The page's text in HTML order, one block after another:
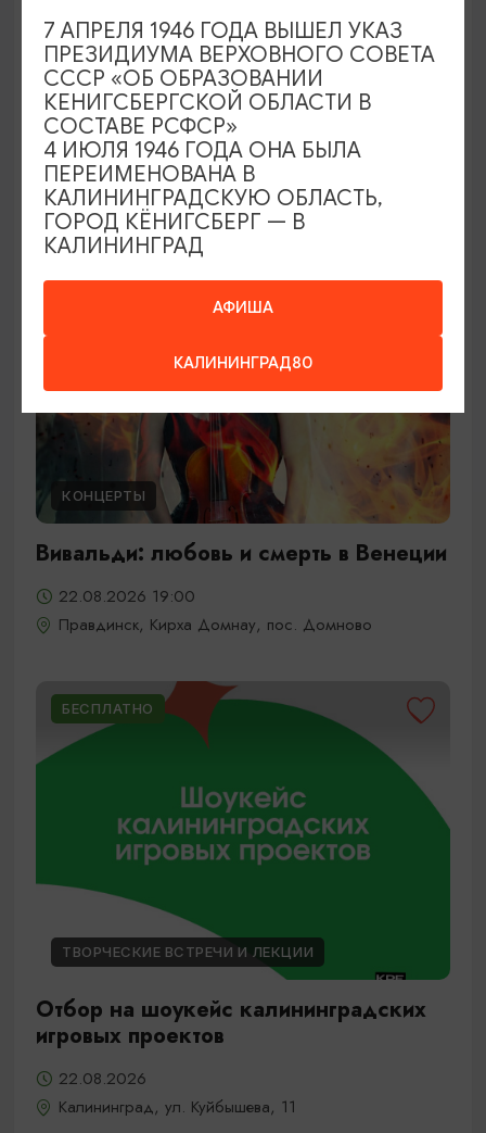
Концерт органной музыки: от Баха до
Queen («Квин»)
21.08.2026 - 26.08.2026, 19:00
Калининград, Калининградская областная
филармония им. Е.Ф. Светланова
ОТ 2500₽
КОНЦЕРТЫ
Вивальди: любовь и смерть в Венеции
22.08.2026 19:00
Правдинск, Кирха Домнау, пос. Домново
БЕСПЛАТНО
ТВОРЧЕСКИЕ ВСТРЕЧИ И ЛЕКЦИИ
Отбор на шоукейс калининградских
игровых проектов
22.08.2026
Калининград, ул. Куйбышева, 11
АФИША
КАЛИНИНГРАД80
7 АПРЕЛЯ 1946 ГОДА ВЫШЕЛ УКАЗ
ПРЕЗИДИУМА ВЕРХОВНОГО СОВЕТА
СССР «ОБ ОБРАЗОВАНИИ
КЕНИГСБЕРГСКОЙ ОБЛАСТИ В
СОСТАВЕ РСФСР»
4 ИЮЛЯ 1946 ГОДА ОНА БЫЛА
ПЕРЕИМЕНОВАНА В
КАЛИНИНГРАДСКУЮ ОБЛАСТЬ,
ГОРОД КЁНИГСБЕРГ — В
КАЛИНИНГРАД